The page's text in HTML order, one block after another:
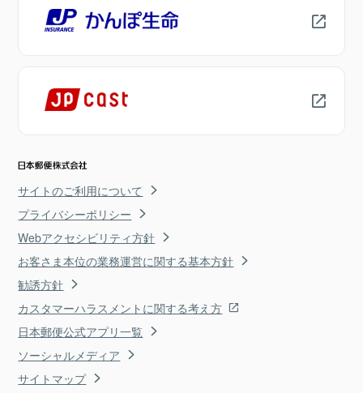
サイトのご利用について
プライバシーポリシー
Webアクセシビリティ方針
お客さま本位の業務運営に関する基本方針
勧誘方針
カスタマーハラスメントに関する考え方
日本郵便公式アプリ一覧
ソーシャルメディア
サイトマップ